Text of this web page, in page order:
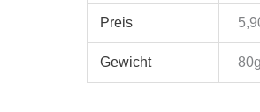
Preis
Gewicht 80g